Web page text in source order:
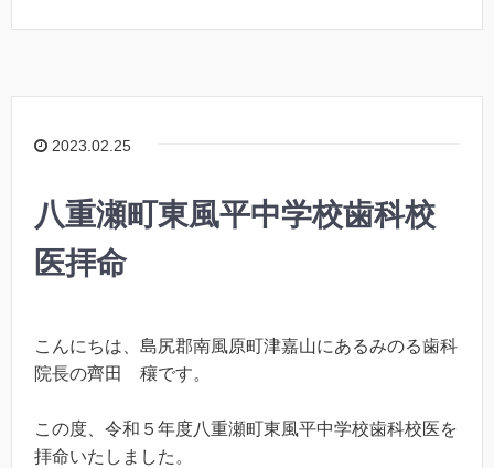
2023.02.25
八重瀬町東風平中学校歯科校
医拝命
こんにちは、島尻郡南風原町津嘉山にあるみのる歯科
院長の齊田 穰です。
この度、令和５年度八重瀬町東風平中学校歯科校医を
拝命いたしました。